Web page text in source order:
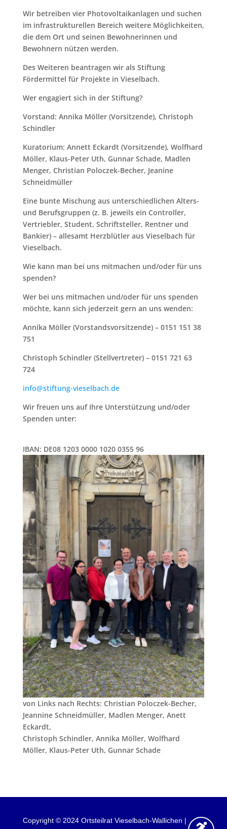
Wir betreiben vier Photovoltaikanlagen und suchen
im infrastrukturellen Bereich weitere Möglichkeiten,
die dem Ort und seinen Bewohnerinnen und
Bewohnern nützen werden.
Des Weiteren beantragen wir als Stiftung
Fördermittel für Projekte in Vieselbach.
Wer engagiert sich in der Stiftung?
Vorstand: Annika Möller (Vorsitzende), Christoph
Schindler
Kuratorium: Annett Eckardt (Vorsitzende), Wolfhard
Möller, Klaus-Peter Uth, Gunnar Schade, Madlen
Menger, Christian Poloczek-Becher, Jeanine
Schneidmüller
Eine bunte Mischung aus unterschiedlichen Alters-
und Berufsgruppen (z. B. jeweils ein Controller,
Vertriebler, Student, Schriftsteller, Rentner und
Bankier) – allesamt Herzblütler aus Vieselbach für
Vieselbach.
Wie kann man bei uns mitmachen und/oder für uns
spenden?
Wer bei uns mitmachen und/oder für uns spenden
möchte, kann sich jederzeit gern an uns wenden:
Annika Möller (Vorstandsvorsitzende) – 0151 151 38
751
Christoph Schindler (Stellvertreter) – 0151 721 63
724
info@stiftung-vieselbach.de
Wir freuen uns auf Ihre Unterstützung und/oder
Spenden unter:
IBAN: DE08 1203 0000 1020 0355 96
von Links nach Rechts: Christian Poloczek-Becher,
Jeannine Schneidmüller, Madlen Menger, Anett
Eckardt,
Christoph Schindler, Annika Möller, Wolfhard
Möller, Klaus-Peter Uth, Gunnar Schade
Copyright © 2024 Ortsteilrat Vieselbach-Wallichen |